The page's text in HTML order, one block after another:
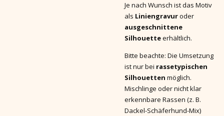
Je nach Wunsch ist das Motiv
als Liniengravuroder
ausgeschnittene
Silhouetteerhältlich.
Bitte beachte: Die Umsetzung
ist nur bei rassetypischen
Silhouetten möglich.
Mischlinge oder nicht klar
erkennbare Rassen (z. B.
Dackel-Schäferhund-Mix)